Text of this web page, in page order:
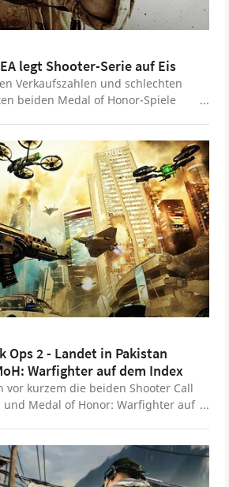
legt Shooter-Serie auf Eis
Verkaufszahlen und schlechten
beiden Medal of Honor-Spiele
Ops 2 - Landet in Pakistan
Warfighter auf dem Index
vor kurzem die beiden Shooter Call
und Medal of Honor: Warfighter auf